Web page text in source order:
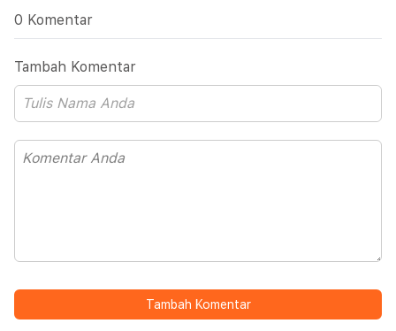
0 Komentar
Tambah Komentar
Tambah Komentar